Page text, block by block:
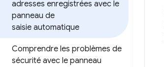
adresses enregistrées avec le
panneau de
saisie automatique
Comprendre les problèmes de
sécurité avec le panneau